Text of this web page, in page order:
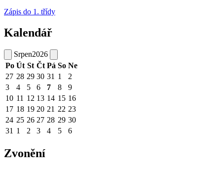
Zápis do 1. třídy
Kalendář
Srpen2026
Po Út St Čt Pá So Ne
27 28 29 30 31 1
2
3
4 5 6 7 8
9
10 11 12 13 14 15 16
17 18 19 20 21 22 23
24 25 26 27 28 29 30
31 1 2 3 4 5 6
Zvonění